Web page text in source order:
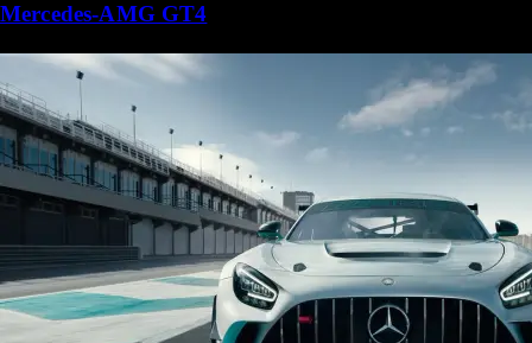
Mercedes-AMG GT4